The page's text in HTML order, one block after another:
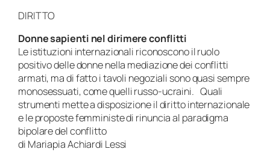
DIRITTO
Donne sapienti nel dirimere conflitti
Le istituzioni internazionali riconoscono il ruolo
positivo delle donne nella mediazione dei conflitti
armati, ma di fatto i tavoli negoziali sono quasi sempre
monosessuati, come quelli russo-ucraini. Quali
strumenti mette a disposizione il diritto internazionale
e le proposte femministe di rinuncia al paradigma
bipolare del conflitto
di Mariapia Achiardi Lessi